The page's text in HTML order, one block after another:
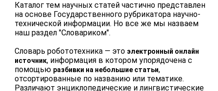
Каталог тем научных статей частично представлен
на основе Государственного рубрикатора научно-
технической информации. Но все же мы назваем
наш раздел "Словариком".
Словарь робототехника — этоэлектронный онлайн
источник, информация в котором упорядочена c
помощью разбивки на небольшие статьи,
отсортированные по названию или тематике.
Различают энциклопедические и лингвистические